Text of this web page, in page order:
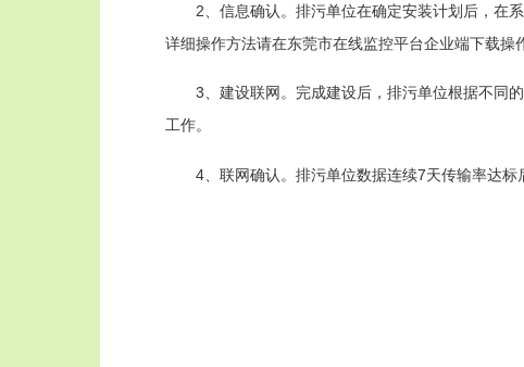
2、信息确认。排污单位在确定安装计划后，在系
详细操作方法请在东莞市在线监控平台企业端下载操
3、建设联网。完成建设后，排污单位根据不同的
工作。
4、联网确认。排污单位数据连续7天传输率达标